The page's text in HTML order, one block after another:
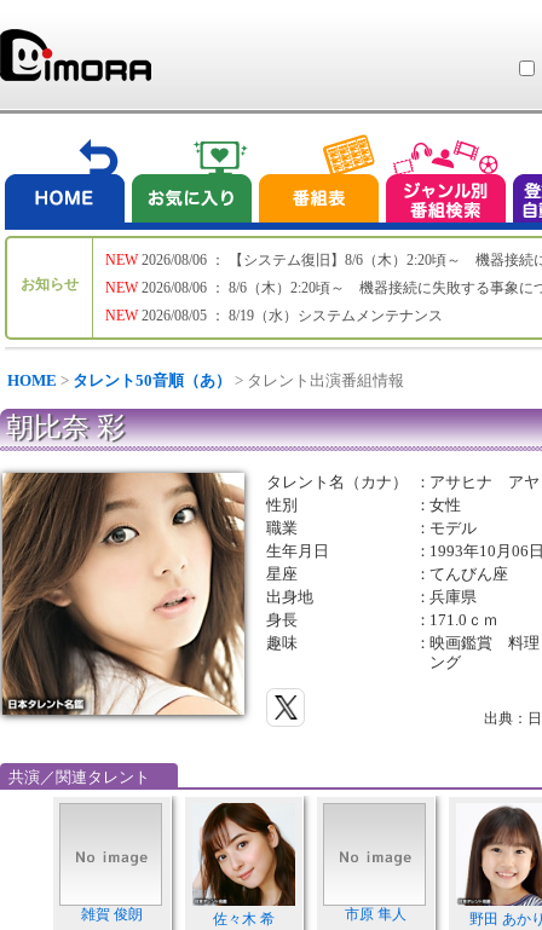
お知らせ
NEW
NEW
NEW
2026/08/06 ： 【システム復旧】8/6（木）2:20頃～ 機器接続
2026/08/06 ： 8/6（木）2:20頃～ 機器接続に失敗する事象に
2026/08/05 ： 8/19（水）システムメンテナンス
HOME > タレント50音順（あ） > タレント出演番組情報
朝比奈 彩
タレント名（カナ） ： アサヒナ アヤ
性別
：女性
職業
： モデル
生年月日
： 1993年10月06
星座
：てんびん座
出身地
：兵庫県
身長
： 171.0ｃｍ
趣味
：映画鑑賞 料
ング
出典：
共演／関連タレント
雑賀 俊朗 佐々木 希 市原 隼人 野田 あか